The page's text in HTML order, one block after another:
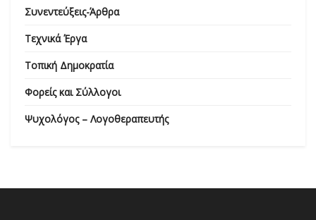
Συνεντεύξεις-Άρθρα
Τεχνικά Έργα
Τοπική Δημοκρατία
Φορείς και Σύλλογοι
Ψυχολόγος – Λογοθεραπευτής